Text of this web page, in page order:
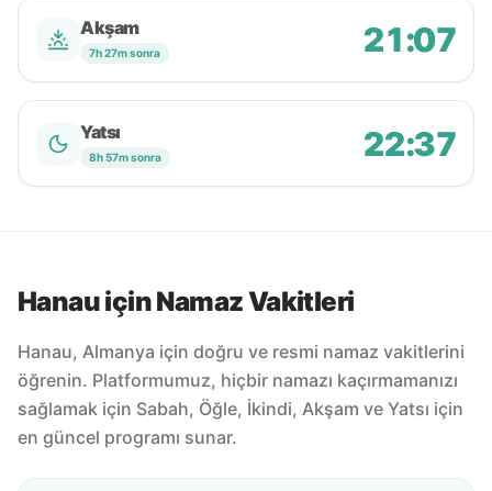
Akşam
7h 27m sonra 21:07
Yatsı
8h 57m sonra 22:37
Hanau için Namaz Vakitleri
Hanau, Almanya için doğru ve resmi namaz vakitlerini
öğrenin. Platformumuz, hiçbir namazı kaçırmamanızı
sağlamak için Sabah, Öğle, İkindi, Akşam ve Yatsı için
en güncel programı sunar.